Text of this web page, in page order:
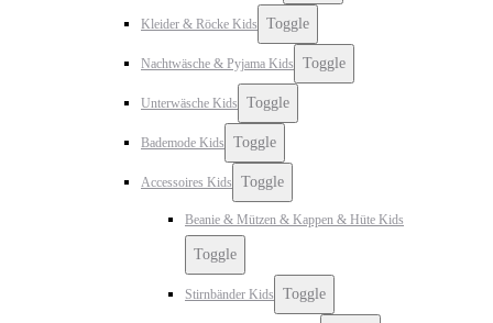
Kleider & Röcke Kids Toggle
Nachtwäsche & Pyjama Kids Toggle
Unterwäsche Kids Toggle
Bademode Kids Toggle
Accessoires Kids Toggle
Beanie & Mützen & Kappen & Hüte Kids
Toggle
Stirnbänder Kids Toggle